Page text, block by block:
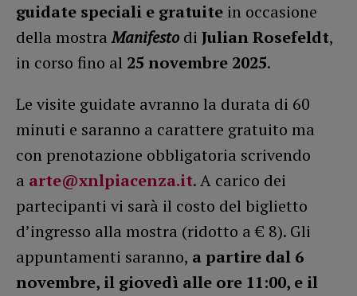
guidate speciali e gratuite in occasione
della mostraManifesto di Julian Rosefeldt,
in corso fino al 25 novembre 2025.
Le visite guidate avranno la durata di 60
minuti e saranno a carattere gratuito ma
con prenotazione obbligatoria scrivendo
a arte@xnlpiacenza.it. A carico dei
partecipanti vi sarà il costo del biglietto
d’ingresso alla mostra (ridotto a € 8). Gli
appuntamenti saranno, a partire dal 6
novembre, il giovedì alle ore 11:00, e il